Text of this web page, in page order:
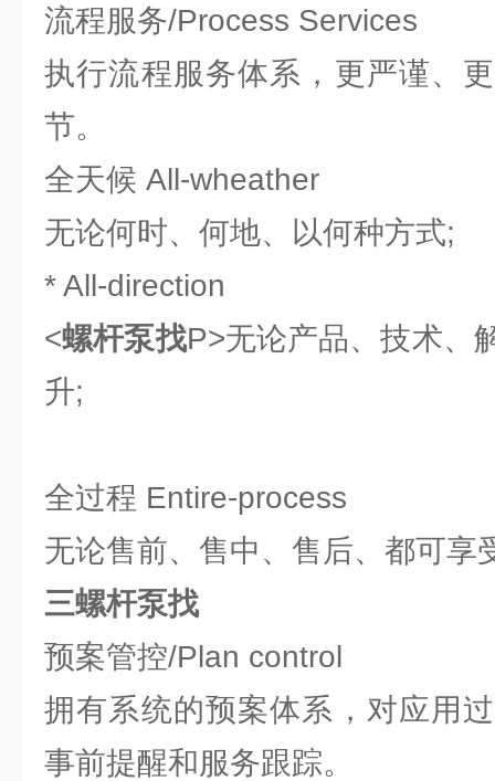
流程服务/Process Services
执行流程服务体系，更严谨、
节。
全天候 All-wheather
无论何时、何地、以何种方式;
* All-direction
<螺杆泵找P>无论产品、技术、
升;
全过程 Entire-process
无论售前、售中、售后、都可享
三螺杆泵找
预案管控/Plan control
拥有系统的预案体系，对应用
事前提醒和服务跟踪。